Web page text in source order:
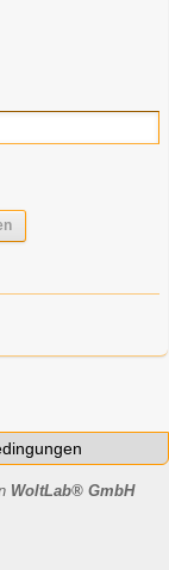
WoltLab® GmbH